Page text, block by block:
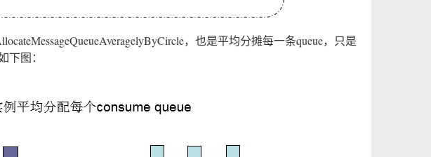
，也是平均分摊每一条queue，只是
下图：